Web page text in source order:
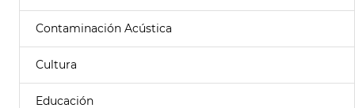
Contaminación Acústica
Cultura
Educación